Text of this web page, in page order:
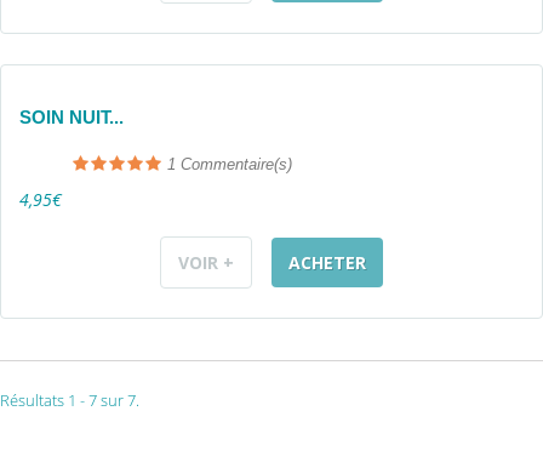
SOIN NUIT...
1 Commentaire(s)
4,95€
VOIR + ACHETER
Résultats 1 - 7 sur 7.